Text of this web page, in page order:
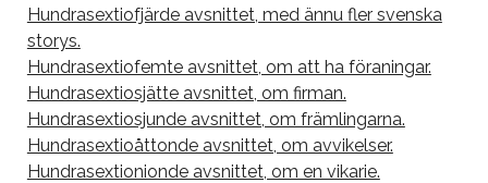
Hundrasextiofjärde avsnittet, med ännu fler svenska
storys.
Hundrasextiofemte avsnittet, om att ha föraningar.
Hundrasextiosjätte avsnittet, om firman.
Hundrasextiosjunde avsnittet, om främlingarna.
Hundrasextioåttonde avsnittet, om avvikelser.
Hundrasextionionde avsnittet, om en vikarie.